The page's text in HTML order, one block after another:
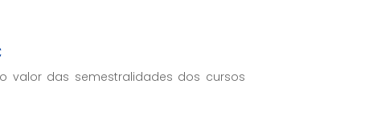
valor das semestralidades dos cursos